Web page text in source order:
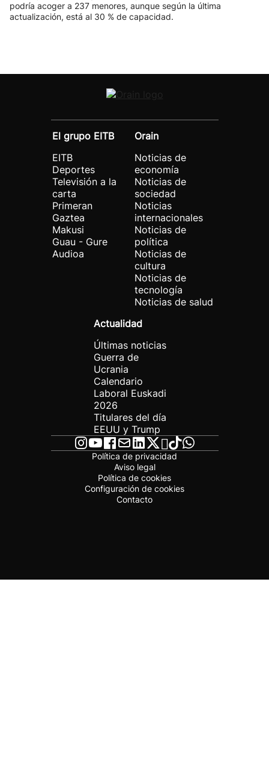
podría acoger a 237 menores, aunque según la última
actualización, está al 30 % de capacidad.
El grupo EITB
EITB
Deportes
Televisión a la
carta
Primeran
Gaztea
Makusi
Guau - Gure
Audioa
Orain
Noticias de
economía
Noticias de
sociedad
Noticias
internacionales
Noticias de
política
Noticias de
cultura
Noticias de
tecnología
Noticias de salud
Actualidad
Últimas noticias
Guerra de
Ucrania
Calendario
Laboral Euskadi
2026
Titulares del día
EEUU y Trump
Política de privacidad
Aviso legal
Política de cookies
Configuración de cookies
Contacto